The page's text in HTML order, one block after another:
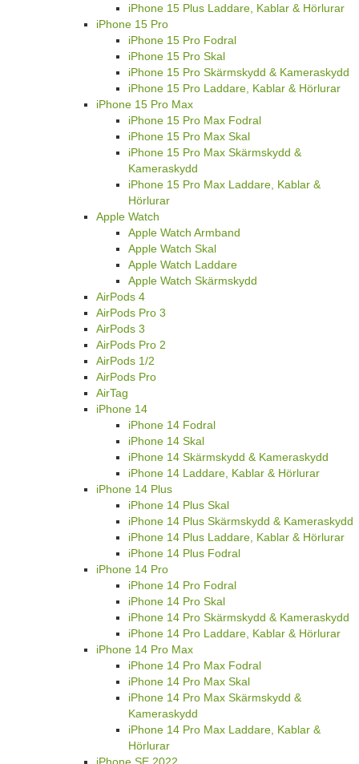
iPhone 15 Plus Laddare, Kablar & Hörlurar
iPhone 15 Pro
iPhone 15 Pro Fodral
iPhone 15 Pro Skal
iPhone 15 Pro Skärmskydd & Kameraskydd
iPhone 15 Pro Laddare, Kablar & Hörlurar
iPhone 15 Pro Max
iPhone 15 Pro Max Fodral
iPhone 15 Pro Max Skal
iPhone 15 Pro Max Skärmskydd &
Kameraskydd
iPhone 15 Pro Max Laddare, Kablar &
Hörlurar
Apple Watch
Apple Watch Armband
Apple Watch Skal
Apple Watch Laddare
Apple Watch Skärmskydd
AirPods 4
AirPods Pro 3
AirPods 3
AirPods Pro 2
AirPods 1/2
AirPods Pro
AirTag
iPhone 14
iPhone 14 Fodral
iPhone 14 Skal
iPhone 14 Skärmskydd & Kameraskydd
iPhone 14 Laddare, Kablar & Hörlurar
iPhone 14 Plus
iPhone 14 Plus Skal
iPhone 14 Plus Skärmskydd & Kameraskydd
iPhone 14 Plus Laddare, Kablar & Hörlurar
iPhone 14 Plus Fodral
iPhone 14 Pro
iPhone 14 Pro Fodral
iPhone 14 Pro Skal
iPhone 14 Pro Skärmskydd & Kameraskydd
iPhone 14 Pro Laddare, Kablar & Hörlurar
iPhone 14 Pro Max
iPhone 14 Pro Max Fodral
iPhone 14 Pro Max Skal
iPhone 14 Pro Max Skärmskydd &
Kameraskydd
iPhone 14 Pro Max Laddare, Kablar &
Hörlurar